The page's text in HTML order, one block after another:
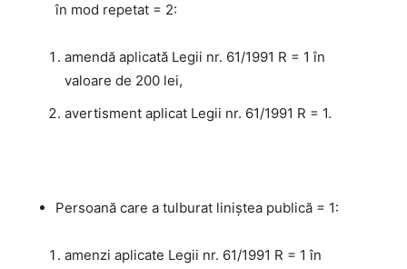
în mod repetat = 2:
amendă aplicată Legii nr. 61/1991 R = 1 în
valoare de 200 lei,
avertisment aplicat Legii nr. 61/1991 R = 1.
Persoană care a tulburat liniștea publică = 1:
amenzi aplicate Legii nr. 61/1991 R = 1 în